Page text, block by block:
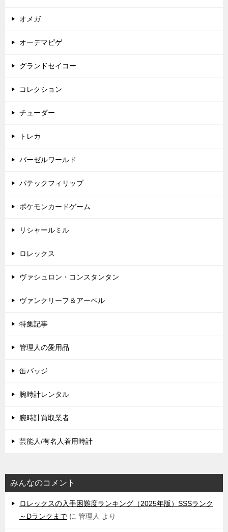
オメガ
オーデマピゲ
グランドセイコー
コレクション
チューダー
トレカ
バーゼルワールド
パテックフィリップ
ポケモンカードゲーム
リシャールミル
ロレックス
ヴァシュロン・コンスタンタン
ヴァンクリーフ＆アーペル
特集記事
管理人の愛用品
缶バッジ
腕時計レンタル
腕時計買取業者
芸能人/有名人着用時計
みんなのコメント
ロレックスの入手困難度ランキング（2025年版）SSSランク
～Dランクまで に 管理人 より